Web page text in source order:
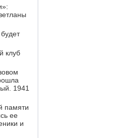
клуб
1941
памяти
ее
и